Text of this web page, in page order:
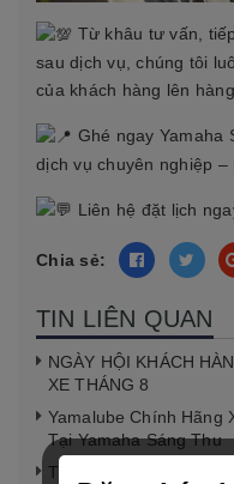
Từ khâu tư vấn,
sau dịch vụ, chúng tôi
của khách hàng lên
Ghé ngay Yamaha
dịch vụ chuyên nghiệp
Liên hệ đặt lịch
Chia sẻ:
TIN LIÊN QUAN
NGÀY HỘI KHÁCH
XE THÁNG 8
Yamalube Chính Hãng
Tại Yamaha Sáng Thu
TRẠM AN TOÀN,